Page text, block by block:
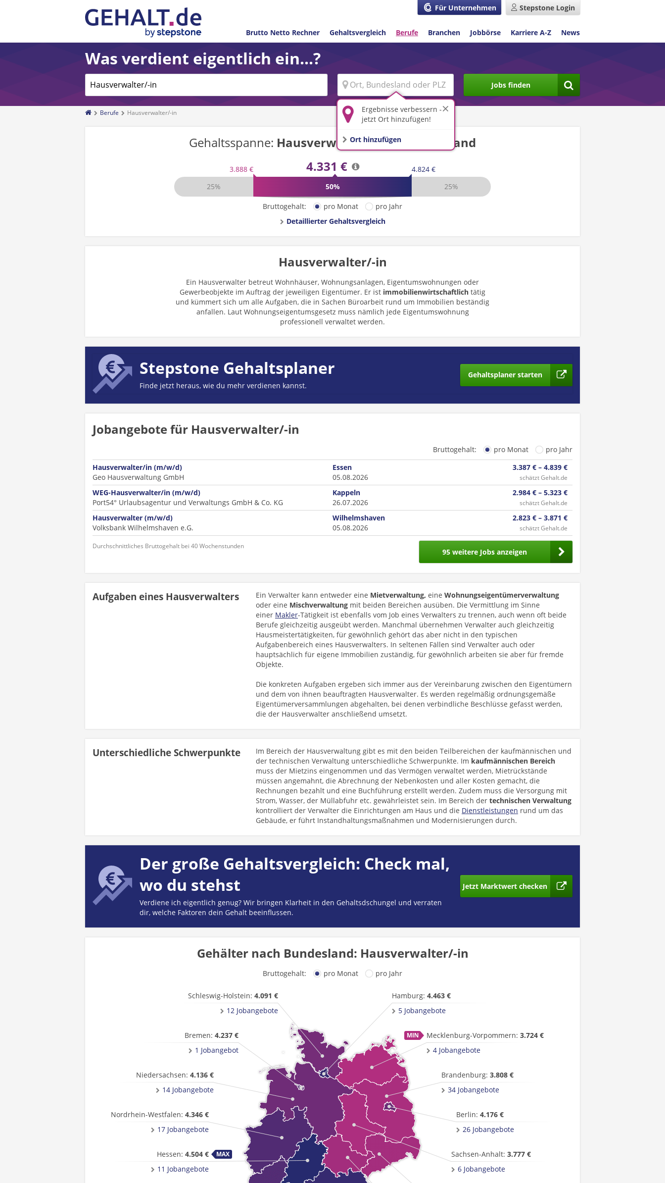
Für Unternehmen Stepstone Login
Brutto Netto Rechner Gehaltsvergleich Berufe Branchen Jobbörse Karriere A-Z News
Was verdient eigentlich ein...?
Ergebnisse verbessern -
jetzt Ort hinzufügen!
Ort hinzufügen
Jobs finden
Berufe Hausverwalter/-in
Gehaltsspanne: Hausverwalter/-inin Deutschland
3.888 € 4.331 €
4.824 €
25%
50% 25%
Bruttogehalt: pro Monat
pro Jahr
Detaillierter Gehaltsvergleich
Hausverwalter/-in
Ein Hausverwalter betreut Wohnhäuser, Wohnungsanlagen, Eigentumswohnungen oder
Gewerbeobjekte im Auftrag der jeweiligen Eigentümer. Er ist immobilienwirtschaftlich tätig
und kümmert sich um alle Aufgaben, die in Sachen Büroarbeit rund um Immobilien beständig
anfallen. Laut Wohnungseigentumsgesetz muss nämlich jede Eigentumswohnung
professionell verwaltet werden.
Stepstone Gehaltsplaner
Finde jetzt heraus, wie du mehr verdienen kannst.
Gehaltsplaner starten
Jobangebote für Hausverwalter/-in
Bruttogehalt: pro Monat
pro Jahr
Hausverwalter/in (m/w/d)
Geo Hausverwaltung GmbH
Essen
05.08.2026
3.387 € – 4.839 €
schätzt Gehalt.de
WEG-Hausverwalter/in (m/w/d)
Port54° Urlaubsagentur und Verwaltungs GmbH & Co. KG
Kappeln
26.07.2026
2.984 € – 5.323 €
schätzt Gehalt.de
Hausverwalter (m/w/d)
Volksbank Wilhelmshaven e.G.
Wilhelmshaven
05.08.2026
2.823 € – 3.871 €
schätzt Gehalt.de
Durchschnittliches Bruttogehalt bei 40 Wochenstunden
95 weitere Jobs anzeigen
Aufgaben eines Hausverwalters Ein Verwalter kann entweder eine Mietverwaltung, eine Wohnungseigentümerverwaltung
oder eine Mischverwaltung mit beiden Bereichen ausüben. Die Vermittlung im Sinne
einer Makler-Tätigkeit ist ebenfalls vom Job eines Verwalters zu trennen, auch wenn oft beide
Berufe gleichzeitig ausgeübt werden. Manchmal übernehmen Verwalter auch gleichzeitig
Hausmeistertätigkeiten, für gewöhnlich gehört das aber nicht in den typischen
Aufgabenbereich eines Hausverwalters. In seltenen Fällen sind Verwalter auch oder
hauptsächlich für eigene Immobilien zuständig, für gewöhnlich arbeiten sie aber für fremde
Objekte.
Die konkreten Aufgaben ergeben sich immer aus der Vereinbarung zwischen den Eigentümern
und dem von ihnen beauftragten Hausverwalter. Es werden regelmäßig ordnungsgemäße
Eigentümerversammlungen abgehalten, bei denen verbindliche Beschlüsse gefasst werden,
die der Hausverwalter anschließend umsetzt.
Unterschiedliche Schwerpunkte
Im Bereich der Hausverwaltung gibt es mit den beiden Teilbereichen der kaufmännischen und
der technischen Verwaltung unterschiedliche Schwerpunkte. Im kaufmännischen Bereich
muss der Mietzins eingenommen und das Vermögen verwaltet werden, Mietrückstände
müssen angemahnt, die Abrechnung der Nebenkosten und aller Kosten gemacht, die
Rechnungen bezahlt und eine Buchführung erstellt werden. Zudem muss die Versorgung mit
Strom, Wasser, der Müllabfuhr etc. gewährleistet sein. Im Bereich der technischen Verwaltung
kontrolliert der Verwalter die Einrichtungen am Haus und die Dienstleistungen rund um das
Gebäude, er führt Instandhaltungsmaßnahmen und Modernisierungen durch.
Der große Gehaltsvergleich: Check mal,
wo du stehst
Verdiene ich eigentlich genug? Wir bringen Klarheit in den Gehaltsdschungel und verraten
dir, welche Faktoren dein Gehalt beeinflussen.
Jetzt Marktwert checken
Gehälter nach Bundesland: Hausverwalter/-in
Bruttogehalt: pro Monat pro Jahr
Berlin: 4.176 €
26 Jobangebote
Brandenburg: 3.808 €
34 Jobangebote
Bremen: 4.237 €
1 Jobangebot
Hamburg: 4.463 €
5 Jobangebote
Hessen: 4.504 €
11 Jobangebote
Mecklenburg-Vorpommern: 3.724 €
4 Jobangebote
Niedersachsen: 4.136 €
14 Jobangebote
Nordrhein-Westfalen: 4.346 €
17 Jobangebote
Sachsen-Anhalt: 3.777 €
6 Jobangebote
Schleswig-Holstein: 4.091 €
12 Jobangebote